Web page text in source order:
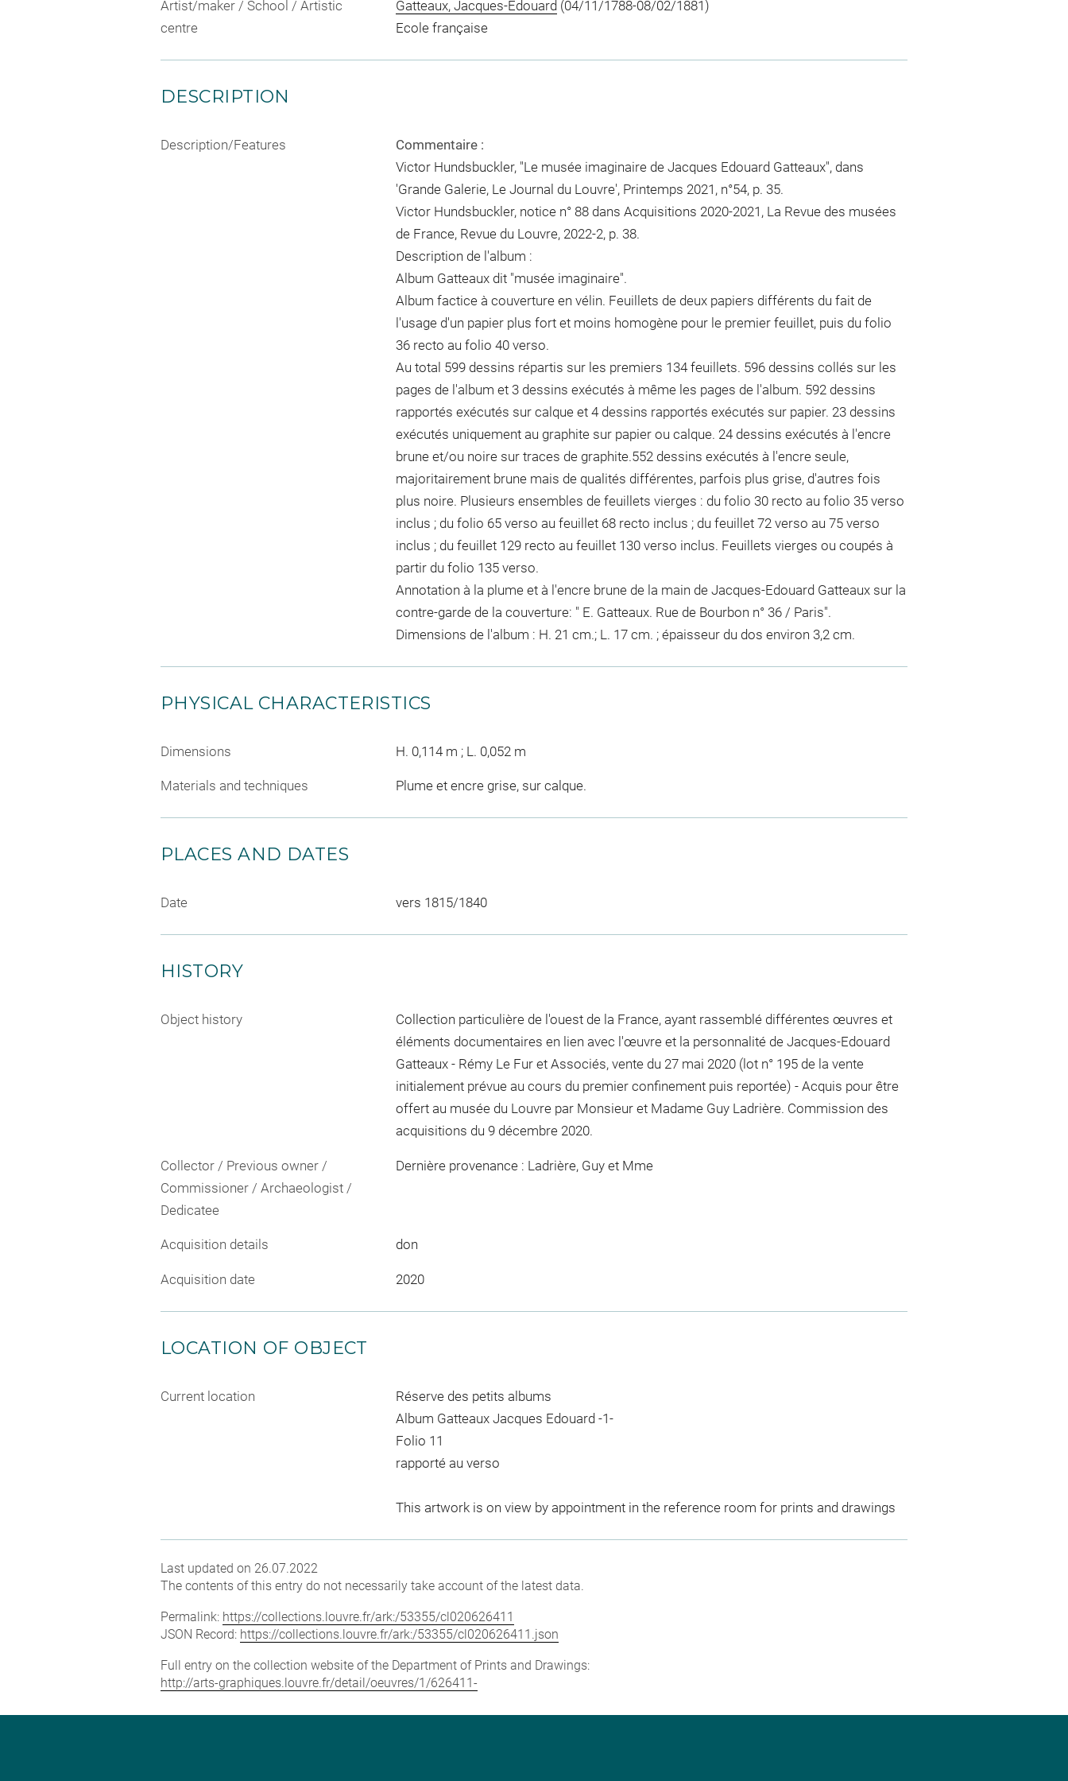
Artist/maker / School / Artistic
centre
Gatteaux, Jacques-Edouard (04/11/1788-08/02/1881)
Ecole française
DESCRIPTION
Description/Features
Commentaire :
Victor Hundsbuckler, "Le musée imaginaire de Jacques Edouard Gatteaux", dans
'Grande Galerie, Le Journal du Louvre', Printemps 2021, n°54, p. 35.
Victor Hundsbuckler, notice n° 88 dans Acquisitions 2020-2021, La Revue des musées
de France, Revue du Louvre, 2022-2, p. 38.
Description de l'album :
Album Gatteaux dit "musée imaginaire".
Album factice à couverture en vélin. Feuillets de deux papiers différents du fait de
l'usage d'un papier plus fort et moins homogène pour le premier feuillet, puis du folio
36 recto au folio 40 verso.
Au total 599 dessins répartis sur les premiers 134 feuillets. 596 dessins collés sur les
pages de l'album et 3 dessins exécutés à même les pages de l'album. 592 dessins
rapportés exécutés sur calque et 4 dessins rapportés exécutés sur papier. 23 dessins
exécutés uniquement au graphite sur papier ou calque. 24 dessins exécutés à l'encre
brune et/ou noire sur traces de graphite.552 dessins exécutés à l'encre seule,
majoritairement brune mais de qualités différentes, parfois plus grise, d'autres fois
plus noire. Plusieurs ensembles de feuillets vierges : du folio 30 recto au folio 35 verso
inclus ; du folio 65 verso au feuillet 68 recto inclus ; du feuillet 72 verso au 75 verso
inclus ; du feuillet 129 recto au feuillet 130 verso inclus. Feuillets vierges ou coupés à
partir du folio 135 verso.
Annotation à la plume et à l'encre brune de la main de Jacques-Edouard Gatteaux sur la
contre-garde de la couverture: " E. Gatteaux. Rue de Bourbon n° 36 / Paris".
Dimensions de l'album : H. 21 cm.; L. 17 cm. ; épaisseur du dos environ 3,2 cm.
PHYSICAL CHARACTERISTICS
Dimensions H. 0,114 m ; L. 0,052 m
Materials and techniques Plume et encre grise, sur calque.
PLACES AND DATES
Date vers 1815/1840
HISTORY
Object history
Collection particulière de l'ouest de la France, ayant rassemblé différentes œuvres et
éléments documentaires en lien avec l'œuvre et la personnalité de Jacques-Edouard
Gatteaux - Rémy Le Fur et Associés, vente du 27 mai 2020 (lot n° 195 de la vente
initialement prévue au cours du premier confinement puis reportée) - Acquis pour être
offert au musée du Louvre par Monsieur et Madame Guy Ladrière. Commission des
acquisitions du 9 décembre 2020.
Collector / Previous owner /
Commissioner / Archaeologist /
Dedicatee
Dernière provenance : Ladrière, Guy et Mme
Acquisition details don
Acquisition date 2020
LOCATION OF OBJECT
Current location
Réserve des petits albums
Album Gatteaux Jacques Edouard -1-
Folio 11
rapporté au verso
This artwork is on view by appointment in the reference room for prints and drawings
Last updated on 26.07.2022
The contents of this entry do not necessarily take account of the latest data.
Permalink: https://collections.louvre.fr/ark:/53355/cl020626411
JSON Record: https://collections.louvre.fr/ark:/53355/cl020626411.json
Full entry on the collection website of the Department of Prints and Drawings:
http://arts-graphiques.louvre.fr/detail/oeuvres/1/626411-